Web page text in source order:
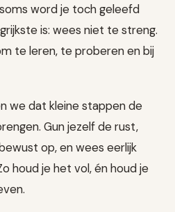
word je toch geleefd
is: wees niet te streng.
te leren, te proberen en bij
we dat kleine stappen de
Gun jezelf de rust,
op, en wees eerlijk
houd je het vol, én houd je